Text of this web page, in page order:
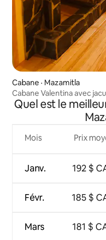
Cabane · Mazamitla
Cabane Valentina avec
Quel est le
Mois
Janv.
Févr.
Mars
Prix
192 $
185 $
181 $